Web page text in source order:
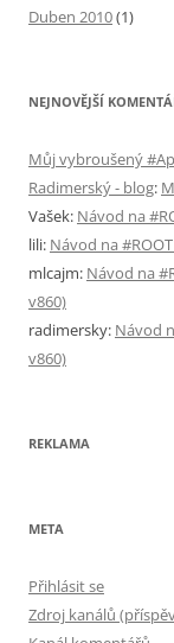
Duben 2010(1)
NEJNOVĚJŠÍ
Můj vybroušený
Radimerský - blog:
Vašek: Návod na
lili: Návod na
mlcajm: Návod na
v860)
radimersky: Návod
v860)
REKLAMA
META
Přihlásit se
Zdroj kanálů